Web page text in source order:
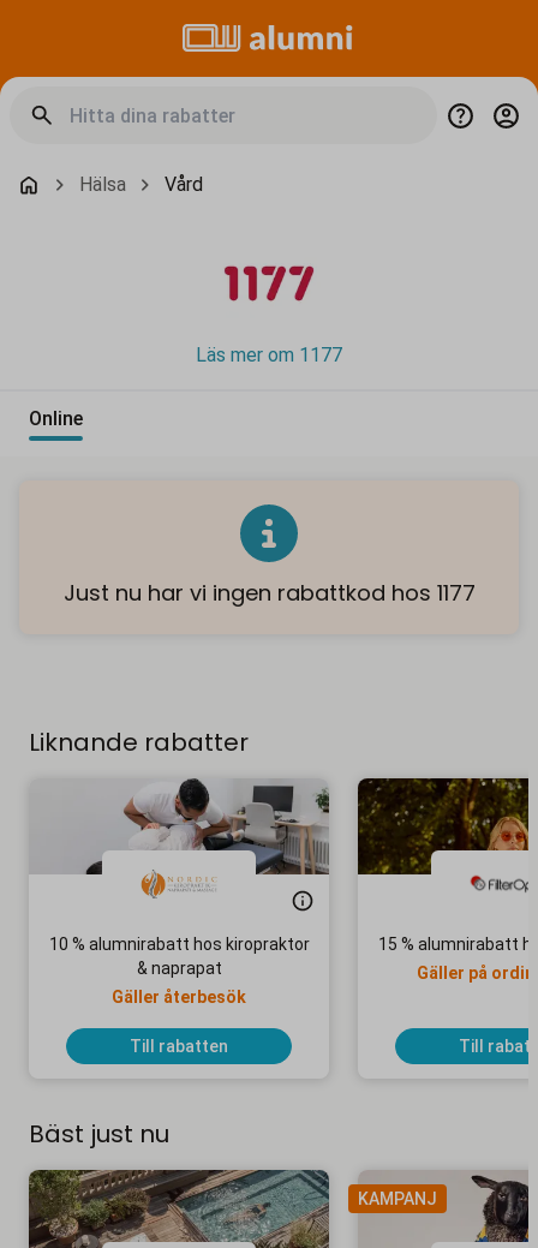
Hälsa Vård
Läs mer om 1177
Online
Just nu har vi ingen rabattkod hos 1177
Liknande rabatter
10 % alumnirabatt hos kiropraktor
& naprapat
Gäller återbesök
Till rabatten
15 % alumnirabatt
Gäller på
Till
Bäst just nu
KAMPANJ